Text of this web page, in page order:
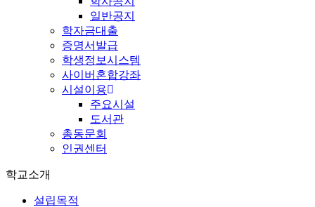
일반공지
학자금대출
증명서발급
학생정보시스템
사이버혼합강좌
시설이용
주요시설
도서관
총동문회
인권센터
학교소개
설립목적